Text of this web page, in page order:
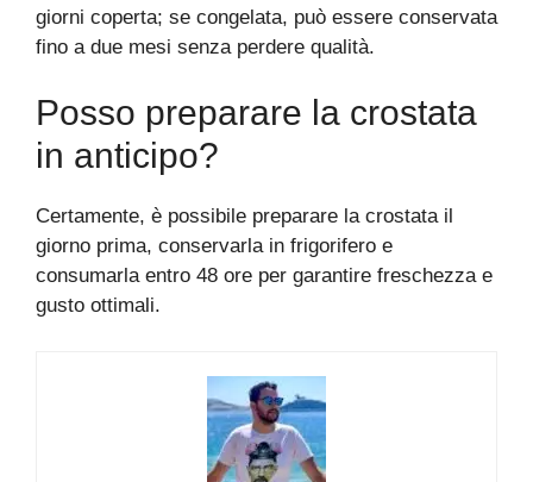
giorni coperta; se congelata, può essere conservata
fino a due mesi senza perdere qualità.
Posso preparare la crostata
in anticipo?
Certamente, è possibile preparare la crostata il
giorno prima, conservarla in frigorifero e
consumarla entro 48 ore per garantire freschezza e
gusto ottimali.